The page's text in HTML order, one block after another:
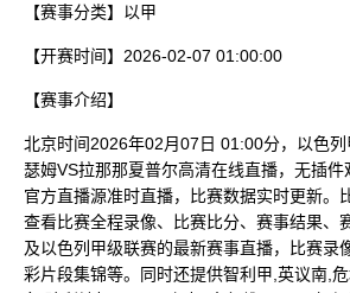
【赛事分类】 以甲
【开赛时间】 2026-02-07 01:00:00
【赛事介绍】
北京时间2026年02月07日 01:00分，以色
瑟姆VS拉那那夏普尔高清在线直播，无插
官方直播源准时直播，比赛数据实时更新。
查看比赛全程录像、比赛比分、赛事结果、
及以色列甲级联赛的最新赛事直播，比赛录
彩片段集锦等。同时还提供智利甲,英议南,